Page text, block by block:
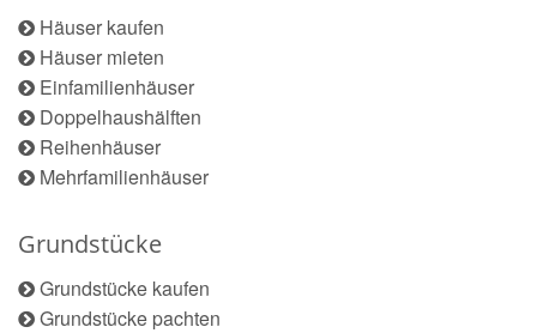
Häuser kaufen
Häuser mieten
Einfamilienhäuser
Doppelhaushälften
Reihenhäuser
Mehrfamilienhäuser
Grundstücke
Grundstücke kaufen
Grundstücke pachten